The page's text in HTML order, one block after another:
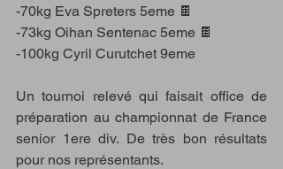
-70kg Eva Spreters 5eme 🍫
-73kg Oihan Sentenac 5eme 🍫
-100kg Cyril Curutchet 9eme
Un tournoi relevé qui faisait office de
préparation au championnat de France
senior 1ere div. De très bon résultats
pour nos représentants.